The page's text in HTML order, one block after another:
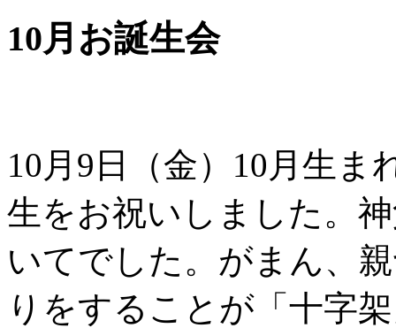
10月お誕生会
10月9日（金）10月生ま
生をお祝いしました。
いてでした。がまん、
りをすることが「十字